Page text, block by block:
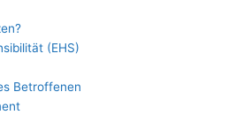
(EHS)
Betroffenen